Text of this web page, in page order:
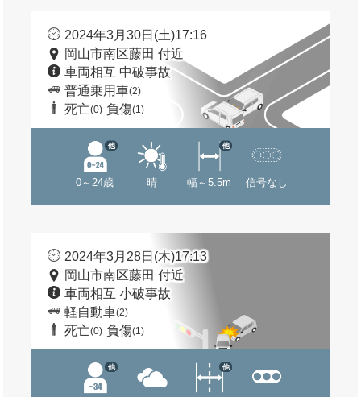
2024年3月30日(土)17:16
岡山市南区藤田 付近
車両相互 中破事故
普通乗用車(2)
死亡(0) 負傷(1)
0～24歳
他
晴 幅～5.5m
他
信号なし
2024年3月28日(木)17:13
岡山市南区藤田 付近
車両相互 小破事故
軽自動車(2)
死亡(0) 負傷(1)
他 他